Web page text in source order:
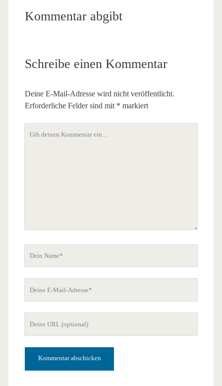
Kommentar abgibt
Schreibe einen Kommentar
Deine E-Mail-Adresse wird nicht veröffentlicht.
Erforderliche Felder sind mit * markiert
Adresse